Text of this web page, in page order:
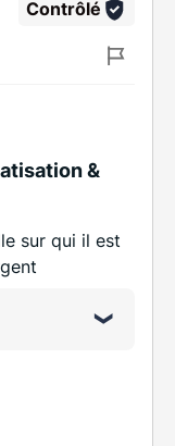
Contrôlé
&
sur qui il est